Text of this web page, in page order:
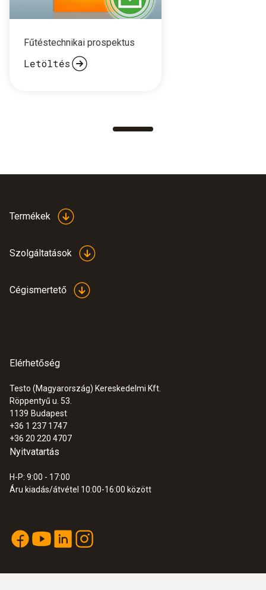
Fűtéstechnikai prospektus
Letöltés
Termékek
Szolgáltatások
Cégismertető
Elérhetőség
Testo (Magyarország) Kereskedelmi Kft.
Röppentyű u. 53.
1139 Budapest
+36 1 237 1747
+36 20 220 4707
Nyitvatartás
H-P: 9:00 - 17:00
Áru kiadás/átvétel 10:00-16:00 között